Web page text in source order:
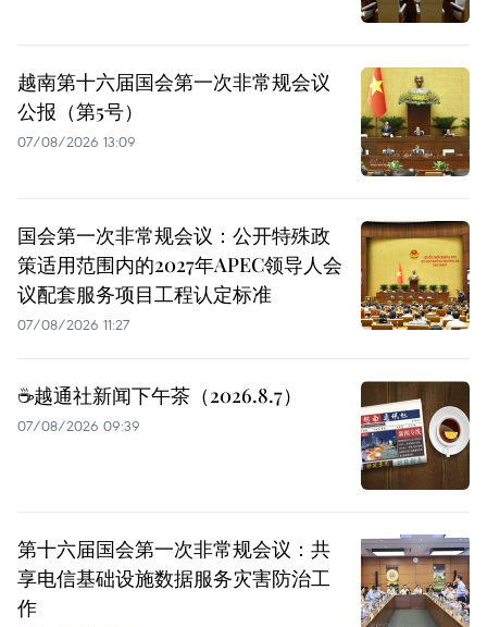
越南第十六届国会第一次非常规会议
公报（第5号）
07/08/2026 13:09
国会第一次非常规会议：公开特殊政
策适用范围内的2027年APEC领导人会
议配套服务项目工程认定标准
07/08/2026 11:27
☕️越通社新闻下午茶（2026.8.7）
07/08/2026 09:39
第十六届国会第一次非常规会议：共
享电信基础设施数据服务灾害防治工
作